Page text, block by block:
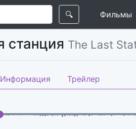
🔍 Фильмы
станция The Last
Информация Трейлер